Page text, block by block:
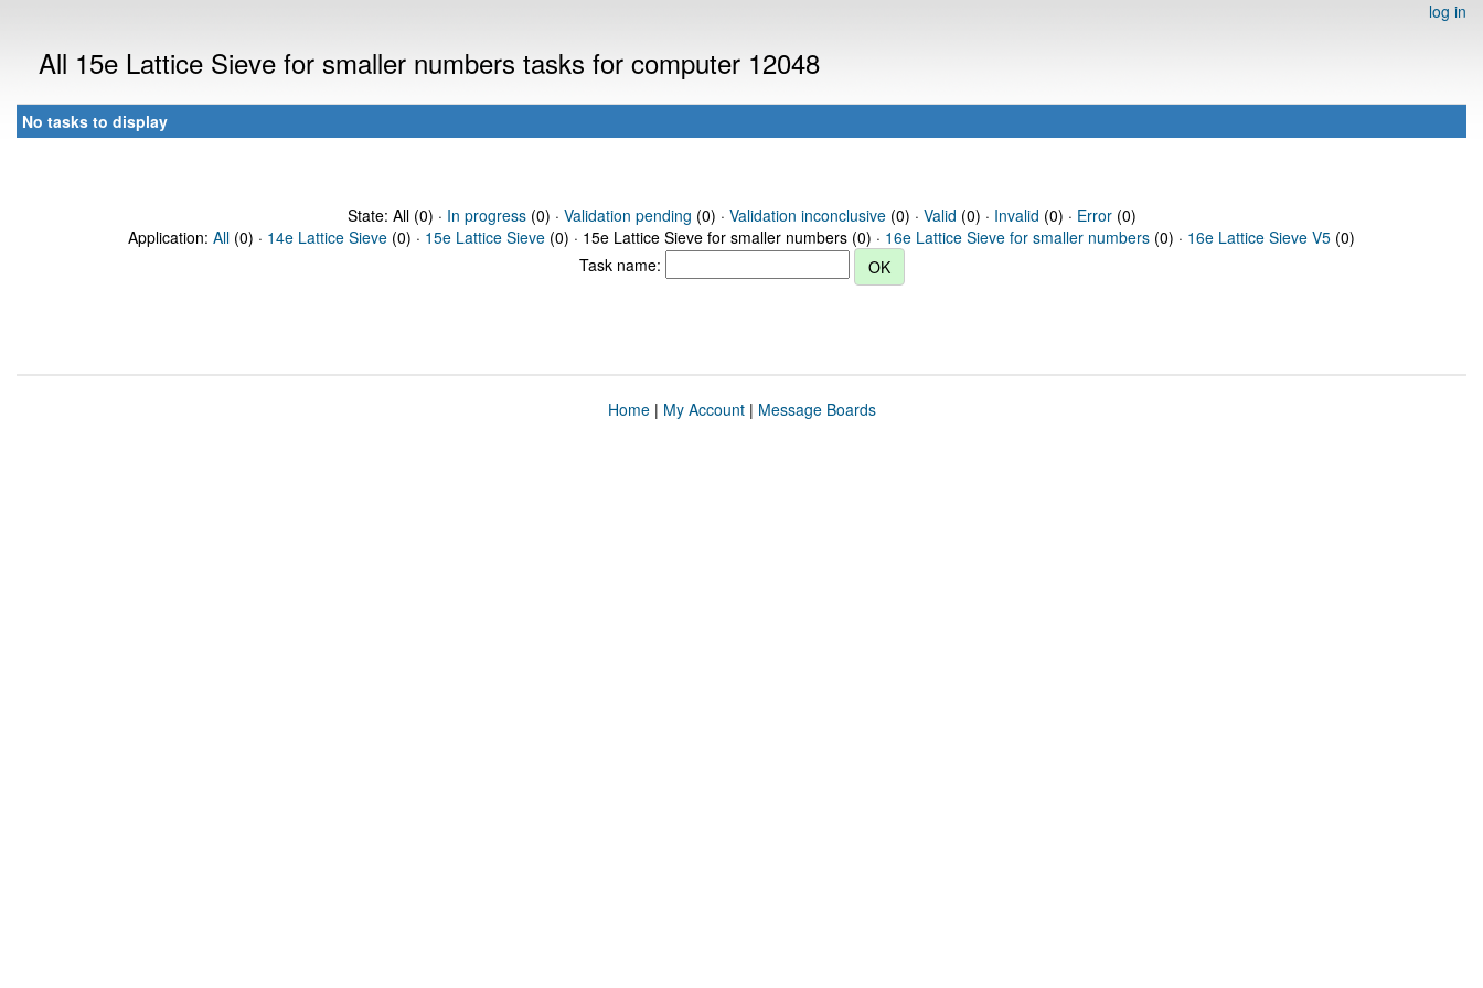
log in
All 15e Lattice Sieve for smaller numbers tasks for computer 12048
No tasks to display
State: All (0) · In progress(0) · Validation pending (0) · Validation inconclusive(0) · Valid (0) · Invalid (0) · Error(0)
Application: All (0) · 14e Lattice Sieve (0) · 15e Lattice Sieve (0) · 15e Lattice Sieve for smaller numbers (0) · 16e Lattice Sieve for smaller numbers (0) · 16e Lattice Sieve V5 (0)
Task name:
Home| My Account| Message Boards